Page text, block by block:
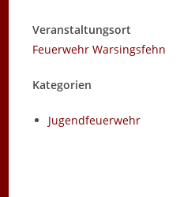
Veranstaltungsort
Feuerwehr Warsingsfehn
Kategorien
Jugendfeuerwehr